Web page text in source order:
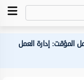
المؤقت: إدارة العمل